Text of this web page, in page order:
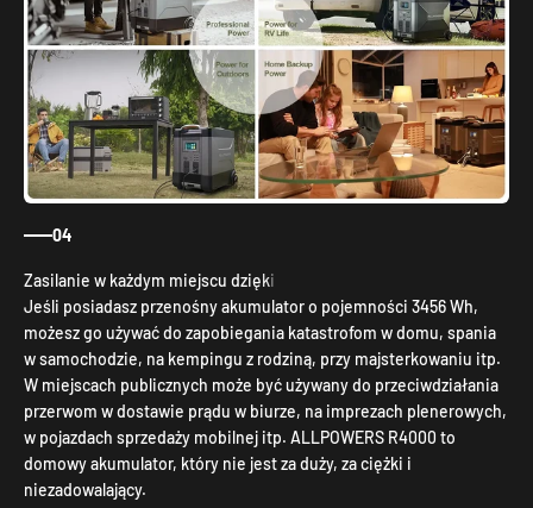
04
Jeśli posiadasz przenośny akumulator o pojemności 3456 Wh,
możesz go używać do zapobiegania katastrofom w domu, spania
w samochodzie, na kempingu z rodziną, przy majsterkowaniu itp.
W miejscach publicznych może być używany do przeciwdziałania
przerwom w dostawie prądu w biurze, na imprezach plenerowych,
w pojazdach sprzedaży mobilnej itp. ALLPOWERS R4000 to
domowy akumulator, który nie jest za duży, za ciężki i
niezadowalający.